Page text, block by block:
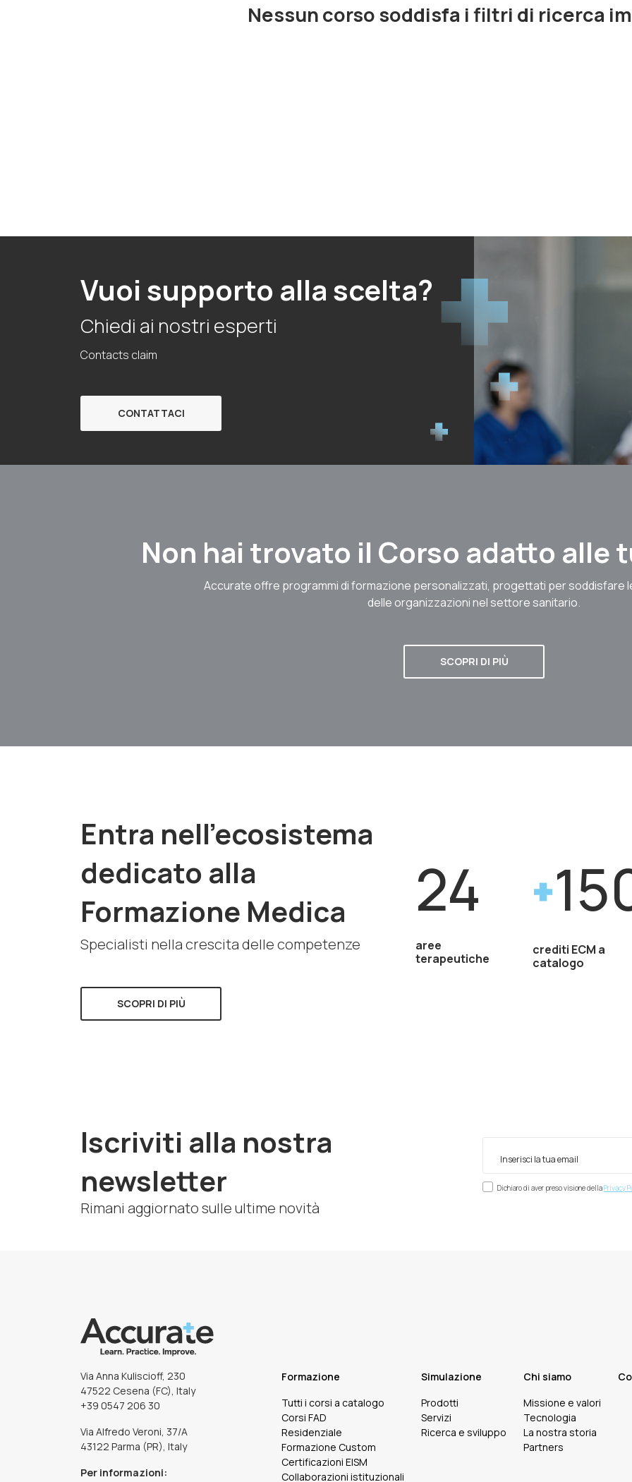
Nessun corso soddisfa i filtri di ricerca
Vuoi supporto alla scelta?
Chiedi ai nostri esperti
Contacts claim
CONTATTACI
Non hai trovato il Corso adatto alle
Accurate offre programmi di formazione personalizzati, progettati per soddisfare
delle organizzazioni nel settore sanitario.
SCOPRI DI PIÙ
Entra nell'ecosistema
dedicato alla
Formazione Medica
Specialisti nella crescita delle competenze
SCOPRI DI PIÙ
24
aree
terapeutiche
crediti ECM a
catalogo
Iscriviti alla nostra
newsletter
Rimani aggiornato sulle ultime novità
Dichiaro di aver preso visione dellaPrivacy
Via Anna Kuliscioff, 230
47522 Cesena (FC), Italy
+39 0547 206 30
Via Alfredo Veroni, 37/A
43122 Parma (PR), Italy
Per informazioni:
Formazione
Tutti i corsi a catalogo
Corsi FAD
Residenziale
Formazione Custom
Certificazioni EISM
Collaborazioni istituzionali
Simulazione
Prodotti
Servizi
Ricerca e sviluppo
Chi siamo
Missione e valori
Tecnologia
La nostra storia
Partners